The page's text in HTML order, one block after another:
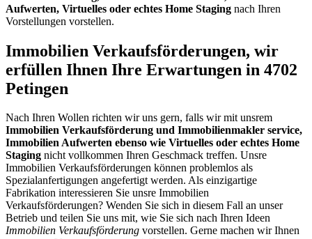
Aufwerten, Virtuelles oder echtes Home Staging nach Ihren
Vorstellungen vorstellen.
Immobilien Verkaufsförderungen, wir
erfüllen Ihnen Ihre Erwartungen in 4702
Petingen
Nach Ihren Wollen richten wir uns gern, falls wir mit unsrem
Immobilien Verkaufsförderung und Immobilienmakler service,
Immobilien Aufwerten ebenso wie Virtuelles oder echtes Home
Staging nicht vollkommen Ihren Geschmack treffen. Unsre
Immobilien Verkaufsförderungen können problemlos als
Spezialanfertigungen angefertigt werden. Als einzigartige
Fabrikation interessieren Sie unsre Immobilien
Verkaufsförderungen? Wenden Sie sich in diesem Fall an unser
Betrieb und teilen Sie uns mit, wie Sie sich nach Ihren Ideen
Immobilien Verkaufsförderung vorstellen. Gerne machen wir Ihnen